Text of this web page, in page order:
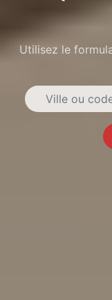
Utilisez le